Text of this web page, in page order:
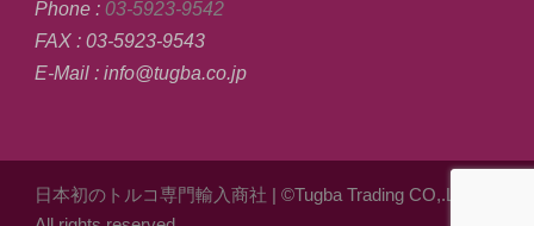
Phone : 03-5923-9542
FAX : 03-5923-9543
E-Mail : info@tugba.co.jp
日本初のトルコ専門輸入商社 | ©Tugba Trading CO,.LTD.